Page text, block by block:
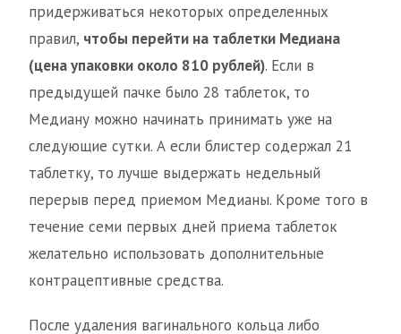
придерживаться некоторых определенных
правил, чтобы перейти на таблетки Медиана
(цена упаковки около 810 рублей). Если в
предыдущей пачке было 28 таблеток, то
Медиану можно начинать принимать уже на
следующие сутки. А если блистер содержал 21
таблетку, то лучше выдержать недельный
перерыв перед приемом Медианы. Кроме того в
течение семи первых дней приема таблеток
желательно использовать дополнительные
контрацептивные средства.
После удаления вагинального кольца либо